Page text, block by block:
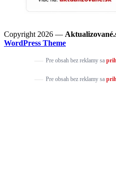
Copyright 2026 —
WordPress Theme
Pre obsah bez reklamy sa